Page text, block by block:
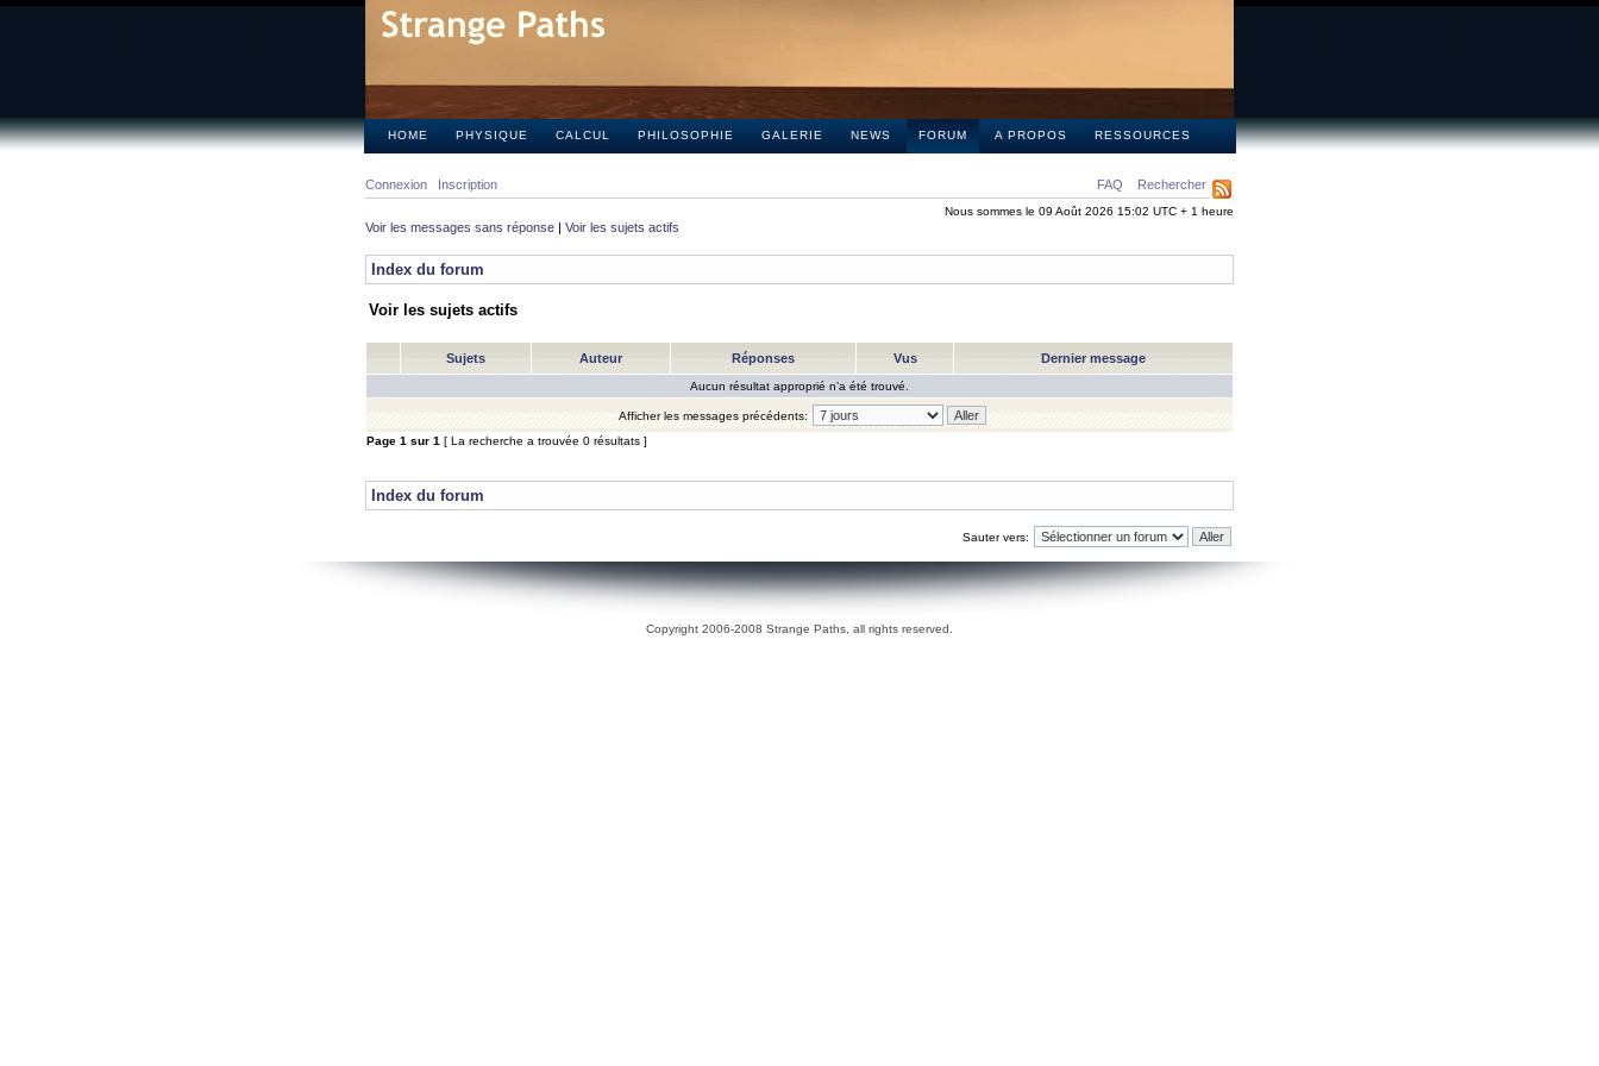
HOME PHYSIQUE CALCUL PHILOSOPHIE GALERIE NEWS FORUM A PROPOS RESSOURCES
FAQ Rechercher
Connexion Inscription
Nous sommes le 09 Août 2026 15:02 UTC + 1 heure
Voir les messages sans réponse | Voir les sujets actifs
Index du forum
Voir les sujets actifs
Sujets Auteur Réponses Vus Dernier message
Aucun résultat approprié n’a été trouvé.
Afficher les messages précédents:
Page 1 sur 1 [ La recherche a trouvée 0 résultats ]
Index du forum
Sauter vers:
Copyright 2006-2008 Strange Paths, all rights reserved.